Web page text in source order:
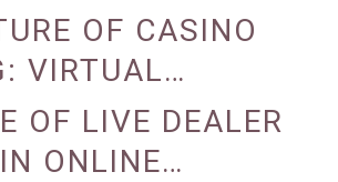
OF CASINO
VIRTUAL
AND AUGMENTED
OF LIVE DEALER
ONLINE